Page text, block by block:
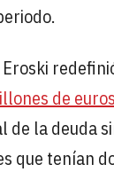
de euros
la deuda
que tenían